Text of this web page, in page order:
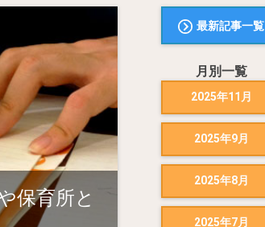
保育所と
最新記事一覧
月別一覧
2025年11月
2025年9月
2025年8月
2025年7月